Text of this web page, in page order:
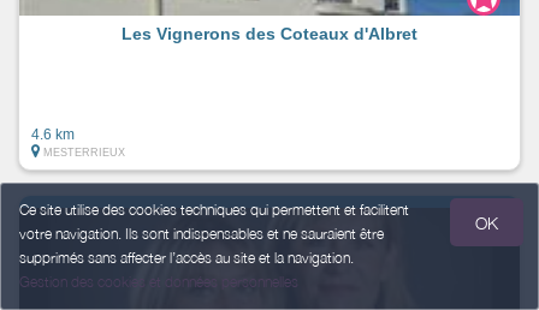
Ce site utilise des cookies techniques qui permettent et facilitent
votre navigation. Ils sont indispensables et ne sauraient être
supprimés sans affecter l’accès au site et la navigation.
Gestion des cookies et données personnelles
OK
Les Vignerons des Coteaux d'Albret
4.6 km
MESTERRIEUX